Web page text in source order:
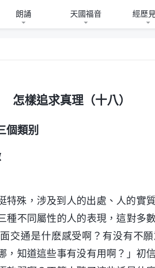
朗誦 天國福音 經歷
怎樣追求真理（十八）
個類别
特殊，涉及到人的出處、人的實
種不同屬性的人的表現，這對多
交通是什麽感受啊？有没有不
，知道這些事有没有用啊？」初